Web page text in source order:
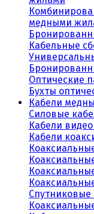
медными
Кабельные
Оптические
Бухты
Кабели
Силовые
Кабели
Кабели
Спутниковые